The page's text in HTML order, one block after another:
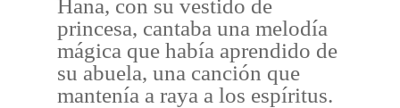
Hana, con su vestido de
princesa, cantaba una melodía
mágica que había aprendido de
su abuela, una canción que
mantenía a raya a los espíritus.